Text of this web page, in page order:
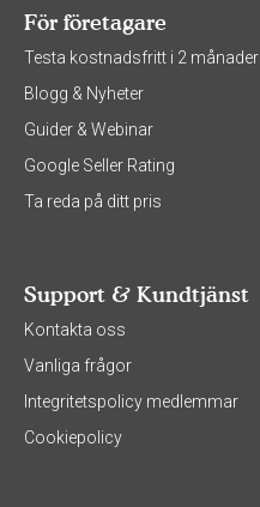
För företagare
Testa kostnadsfritt i 2 månader
Blogg & Nyheter
Guider & Webinar
Google Seller Rating
Ta reda på ditt pris
Support & Kundtjänst
Kontakta oss
Vanliga frågor
Integritetspolicy medlemmar
Cookiepolicy